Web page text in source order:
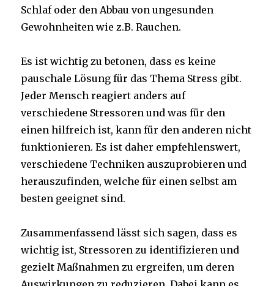
Schlaf oder den Abbau von ungesunden
Gewohnheiten wie z.B. Rauchen.
Es ist wichtig zu betonen, dass es keine
pauschale Lösung für das Thema Stress gibt.
Jeder Mensch reagiert anders auf
verschiedene Stressoren und was für den
einen hilfreich ist, kann für den anderen nicht
funktionieren. Es ist daher empfehlenswert,
verschiedene Techniken auszuprobieren und
herauszufinden, welche für einen selbst am
besten geeignet sind.
Zusammenfassend lässt sich sagen, dass es
wichtig ist, Stressoren zu identifizieren und
gezielt Maßnahmen zu ergreifen, um deren